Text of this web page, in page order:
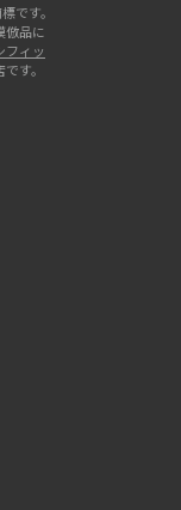
です。
倣品に
フィッ
す。